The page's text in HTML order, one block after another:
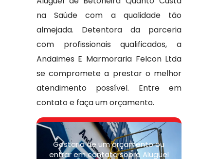
na Saúde com a qualidade tão
almejada. Detentora da parceria
com profissionais qualificados, a
Andaimes E Marmoraria Felcon Ltda
se compromete a prestar o melhor
atendimento possível. Entre em
contato e faça um orçamento.
Gostaria de um orçamento ou
entrar em contato sobre Aluguel